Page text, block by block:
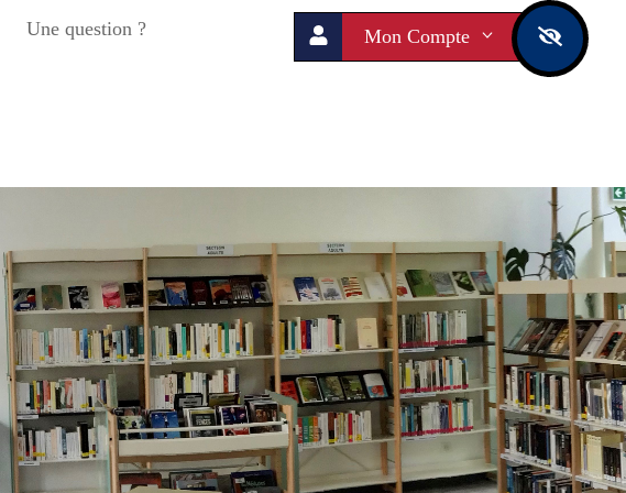
Une question ? Mon Compte